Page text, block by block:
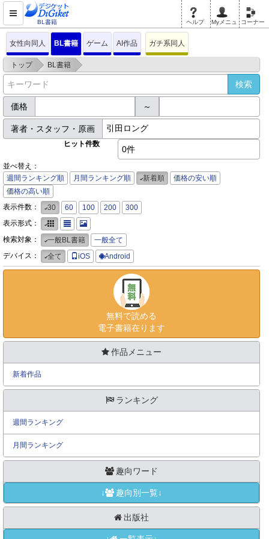
BL書籍 ヘルプ Myメニュ コーナー
女性向同人 BL書籍 ゲーム AI作品 ガチ系同人
トップ > BL書籍 >
価格 ～
著者・スタッフ・原画
ヒット件数
0件
並べ替え：
週間ランキング順
月間ランキング順 新着順
価格の安い順
価格の高い順
表示件数：
30 60 100 200
300
表示形式：
検索対象：
一般BL書籍
一般全て
デバイス：
全て iOS Android
無料で読める
電子書籍在ります
作品メニュー
新着作品
ランキング
週間ランキング
月間ランキング
趣向ワード
↓ 趣向別一覧↓
出版社